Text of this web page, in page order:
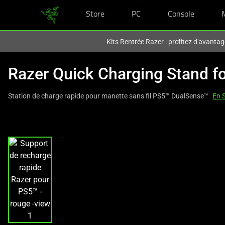
Store PC Console
Kits Rentrée Razer : profitez
Razer Quick Charging Stand
Station de charge rapide pour manette sans fil PS5™ DualSense™ En
a
carousel
with
one
large
image